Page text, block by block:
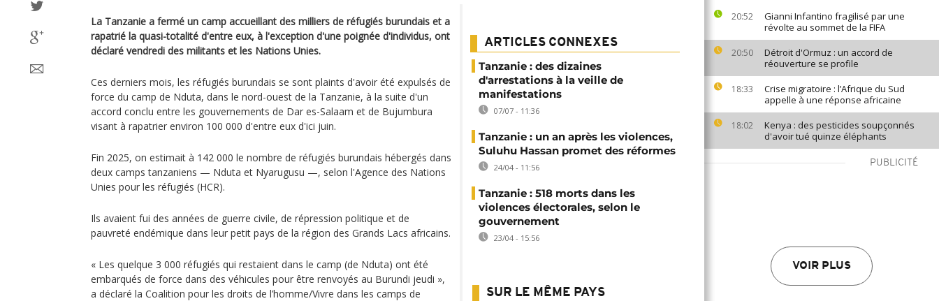
20:52
Gianni Infantino fragilisé par une
révolte au sommet de la FIFA
20:50
Détroit d'Ormuz : un accord de
réouverture se profile
18:33
Crise migratoire : l’Afrique du Sud
appelle à une réponse africaine
18:02
Kenya : des pesticides soupçonnés
d'avoir tué quinze éléphants
PUBLICITÉ
VOIR PLUS
La Tanzanie a fermé un camp accueillant des milliers de réfugiés burundais et a
rapatrié la quasi-totalité d'entre eux, à l'exception d'une poignée d'individus, ont
déclaré vendredi des militants et les Nations Unies.
Ces derniers mois, les réfugiés burundais se sont plaints d'avoir été expulsés de
force du camp de Nduta, dans le nord-ouest de la Tanzanie, à la suite d'un
accord conclu entre les gouvernements de Dar es-Salaam et de Bujumbura
visant à rapatrier environ 100 000 d'entre eux d'ici juin.
Fin 2025, on estimait à 142 000 le nombre de réfugiés burundais hébergés dans
deux camps tanzaniens — Nduta et Nyarugusu —, selon l'Agence des Nations
Unies pour les réfugiés (HCR).
Ils avaient fui des années de guerre civile, de répression politique et de
pauvreté endémique dans leur petit pays de la région des Grands Lacs africains.
« Les quelque 3 000 réfugiés qui restaient dans le camp (de Nduta) ont été
embarqués de force dans des véhicules pour être renvoyés au Burundi jeudi »,
a déclaré la Coalition pour les droits de l’homme/Vivre dans les camps de
ARTICLES CONNEXES
Tanzanie : des dizaines
d'arrestations à la veille de
manifestations
07/07 - 11:36
Tanzanie : un an après les violences,
Suluhu Hassan promet des réformes
24/04 - 11:56
Tanzanie : 518 morts dans les
violences électorales, selon le
gouvernement
23/04 - 15:56
SUR LE MÊME PAYS